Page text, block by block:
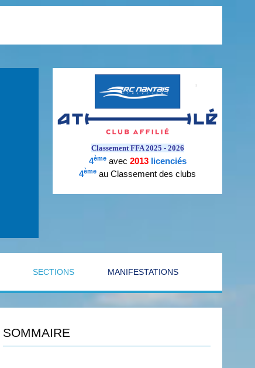
Classement FFA 2025 - 2026
4èmeavec 2013 licenciés
4ème au Classement des clubs
SECTIONS MANIFESTATIONS
SOMMAIRE